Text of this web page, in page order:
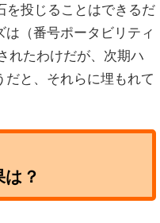
を投じることはできるだ
は（番号ポータビリティ
れたわけだが、次期ハ
と、それらに埋もれて
？